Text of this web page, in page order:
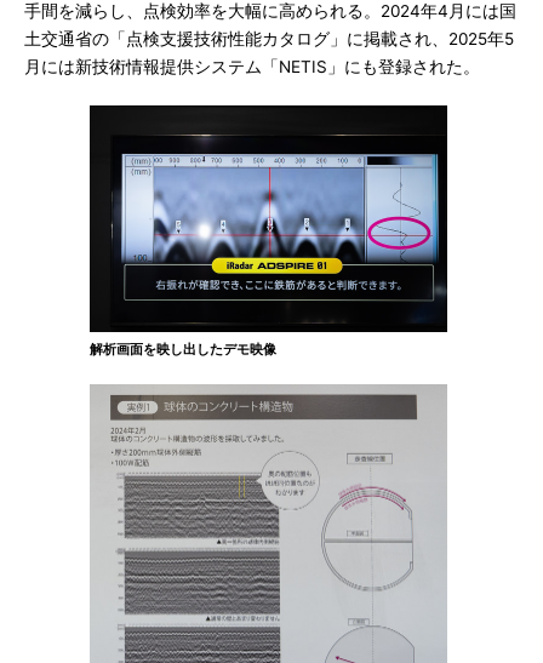
手間を減らし、点検効率を大幅に高められる。2024年4月には国
土交通省の「点検支援技術性能カタログ」に掲載され、2025年5
月には新技術情報提供システム「NETIS」にも登録された。
解析画面を映し出したデモ映像